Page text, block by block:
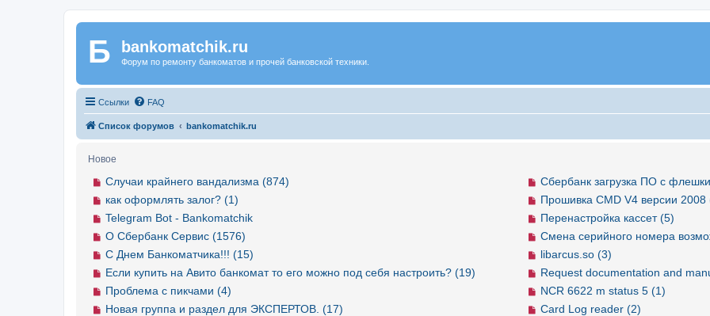
Регистрация
Б bankomatchik.ru
Форум по ремонту банкоматов и прочей банковской техники.
Ссылки FAQ
Список форумов bankomatchik.ru
Новое
Сбербанк загрузка ПО с
Прошивка CMD V4 версии 2008
Перенастройка кассет (5)
Смена серийного номера
libarcus.so (3)
Request documentation and
NCR 6622 m status 5 (1)
Card Log reader (2)
Случаи крайнего вандализма (874)
как оформлять залог? (1)
Telegram Bot - Bankomatchik
О Сбербанк Сервис (1576)
С Днем Банкоматчика!!! (15)
Если купить на Авито банкомат то его можно под себя настроить? (19)
Проблема с пикчами (4)
Новая группа и раздел для ЭКСПЕРТОВ. (17)